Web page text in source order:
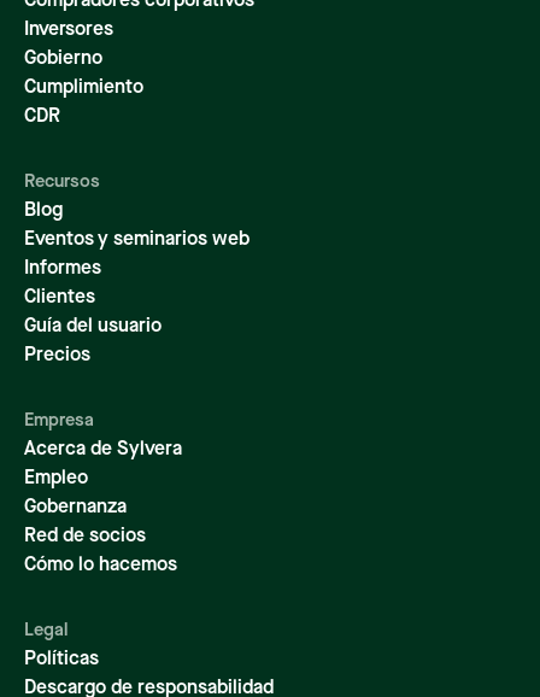
Inversores
Gobierno
Cumplimiento
CDR
Recursos
Blog
Eventos y seminarios web
Informes
Clientes
Guía del usuario
Precios
Empresa
Acerca de Sylvera
Empleo
Gobernanza
Red de socios
Cómo lo hacemos
Legal
Políticas
Descargo de responsabilidad